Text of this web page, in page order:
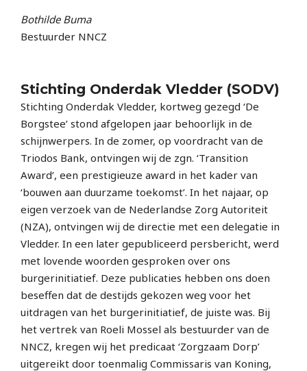
Bothilde Buma
Bestuurder NNCZ
Stichting Onderdak Vledder (SODV)
Stichting Onderdak Vledder, kortweg gezegd ‘De
Borgstee’ stond afgelopen jaar behoorlijk in de
schijnwerpers. In de zomer, op voordracht van de
Triodos Bank, ontvingen wij de zgn. ‘Transition
Award’, een prestigieuze award in het kader van
‘bouwen aan duurzame toekomst’. In het najaar, op
eigen verzoek van de Nederlandse Zorg Autoriteit
(NZA), ontvingen wij de directie met een delegatie in
Vledder. In een later gepubliceerd persbericht, werd
met lovende woorden gesproken over ons
burgerinitiatief. Deze publicaties hebben ons doen
beseffen dat de destijds gekozen weg voor het
uitdragen van het burgerinitiatief, de juiste was. Bij
het vertrek van Roeli Mossel als bestuurder van de
NNCZ, kregen wij het predicaat ‘Zorgzaam Dorp’
uitgereikt door toenmalig Commissaris van Koning,